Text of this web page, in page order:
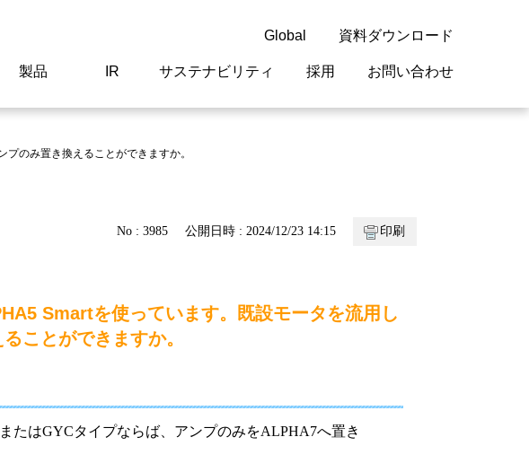
Global
閉じる
資料ダウンロード
研究開発
製品
監視・診断システム
発電設備
IR サステナビリティ 採用 お問い合わせ
プのみ置き換えることができますか。
No : 3985 公開日時 : 2024/12/23 14:15 印刷
Smartを使っています。既設モータを流用し
ことができますか。
たはGYCタイプならば、アンプのみをALPHA7へ置き